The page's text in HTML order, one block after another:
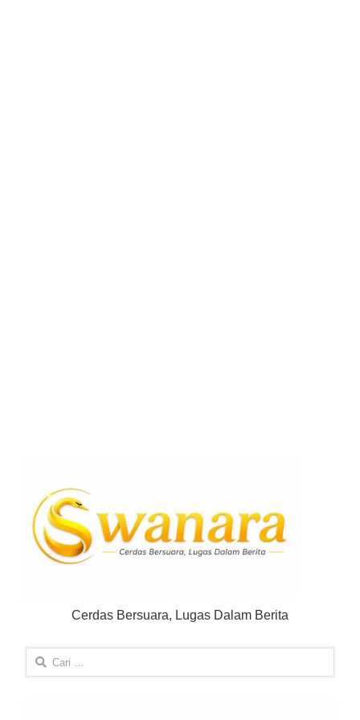
Cerdas Bersuara, Lugas Dalam Berita
Cari